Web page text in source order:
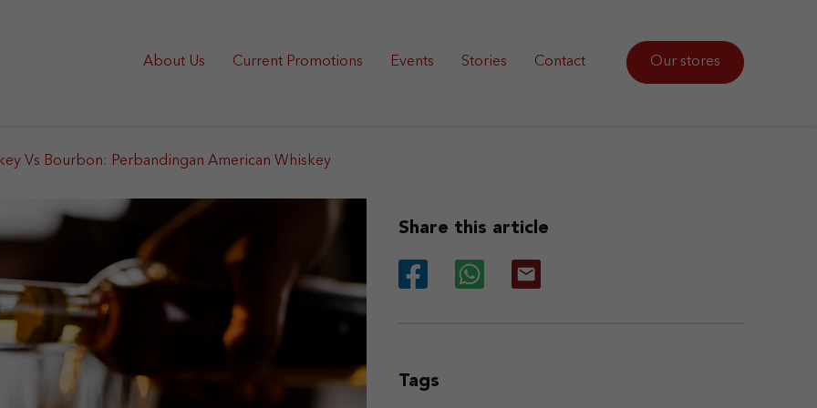
About Us Current Promotions Events Stories Contact Our stores
Vs Bourbon: Perbandingan American Whiskey
Share this article
Tags